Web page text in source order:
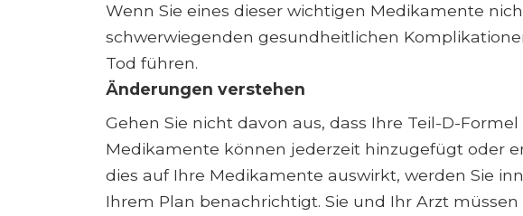
Wenn Sie eines dieser wichtigen Medikamente
schwerwiegenden gesundheitlichen
Tod führen.
Änderungen verstehen
Gehen Sie nicht davon aus, dass Ihre Teil-D-
Medikamente können jederzeit hinzugefügt oder
dies auf Ihre Medikamente auswirkt, werden Sie
Ihrem Plan benachrichtigt. Sie und Ihr Arzt müssen